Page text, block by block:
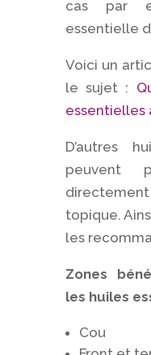
cas par
essentielle
Voici un
le sujet :
essentielles
D’autres
peuvent
topique.
les
Zones
les huiles
Cou